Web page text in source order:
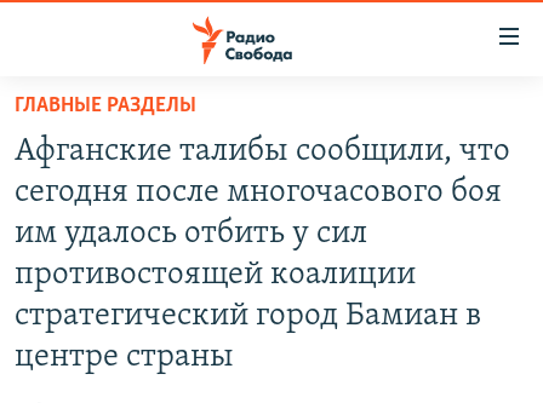
упрощенного
доступа
основному
содержанию
Вернутся
главной
ПРОГРАММЫ
ПОДКАСТЫ
АВТОРСКИЕ ПРОЕКТЫ
МНЕНИЯ
КУЛЬТУРА
ГЛАВНЫЕ РАЗДЕЛЫ
Афганские талибы сообщили, что
сегодня после многочасового боя
им удалось отбить у сил
противостоящей коалиции
стратегический город Бамиан в
центре страны